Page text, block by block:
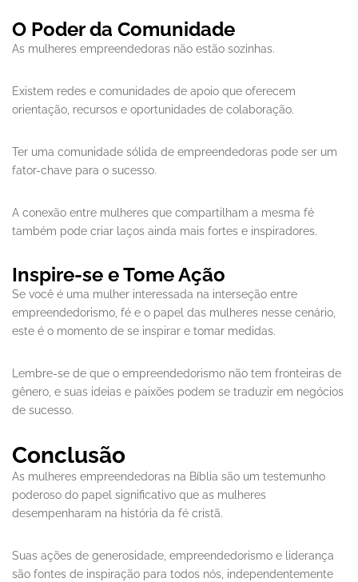
O Poder da Comunidade
As mulheres empreendedoras não estão sozinhas.
Existem redes e comunidades de apoio que oferecem
orientação, recursos e oportunidades de colaboração.
Ter uma comunidade sólida de empreendedoras pode ser um
fator-chave para o sucesso.
A conexão entre mulheres que compartilham a mesma fé
também pode criar laços ainda mais fortes e inspiradores.
Inspire-se e Tome Ação
Se você é uma mulher interessada na interseção entre
empreendedorismo, fé e o papel das mulheres nesse cenário,
este é o momento de se inspirar e tomar medidas.
Lembre-se de que o empreendedorismo não tem fronteiras de
gênero, e suas ideias e paixões podem se traduzir em negócios
de sucesso.
Conclusão
As mulheres empreendedoras na Bíblia são um testemunho
poderoso do papel significativo que as mulheres
desempenharam na história da fé cristã.
Suas ações de generosidade, empreendedorismo e liderança
são fontes de inspiração para todos nós, independentemente